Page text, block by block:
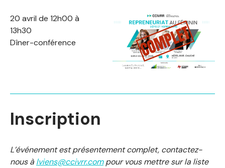
20 avril de 12h00 à
13h30
Dîner-conférence
Inscription
L’événement est présentement complet, contactez-
nous à lviens@ccivrr.compour vous mettre sur la liste